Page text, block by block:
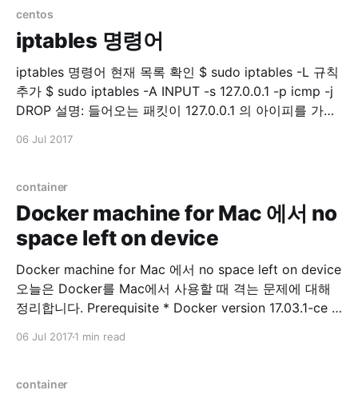
http://docker.example.com/v2/: dial tcp 176.32.
centos
iptables 명령어
iptables 명령어 현재 목록 확인 $ sudo iptables -L 규칙
추가 $ sudo iptables -A INPUT -s 127.0.0.1 -p icmp -j
DROP 설명: 들어오는 패킷이 127.0.0.1 의 아이피를 가지
06 Jul 2017
container
Docker machine for Mac 에서 no
space left on device
Docker machine for Mac 에서 no space left on device
오늘은 Docker를 Mac에서 사용할 때 격는 문제에 대해
정리합니다. Prerequisite * Docker version 17.03.1-ce *
이미지
06 Jul 20171 min read
container